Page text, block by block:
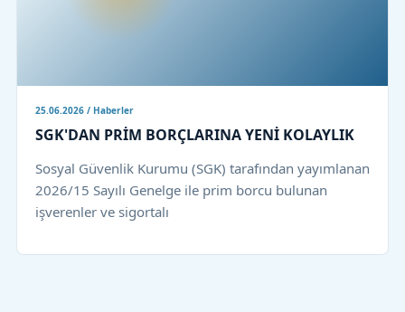
25.06.2026 / Haberler
SGK'DAN PRİM BORÇLARINA YENİ KOLAYLIK
Sosyal Güvenlik Kurumu (SGK) tarafından yayımlanan
2026/15 Sayılı Genelge ile prim borcu bulunan
işverenler ve sigortalı